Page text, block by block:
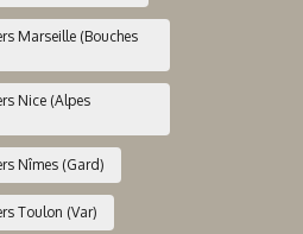
Marseille (Bouches
Nice (Alpes
Nîmes (Gard)
Toulon (Var)